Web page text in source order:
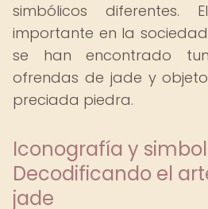
simbólicos
importante en la
se han encontrado
ofrendas de jade y
preciada piedra.
Iconografía y
Decodificando el
jade